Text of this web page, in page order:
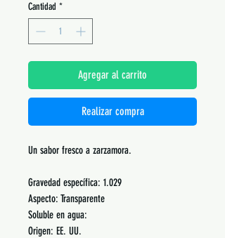
Cantidad *
Agregar al carrito
Realizar compra
Un sabor fresco a zarzamora.
Gravedad específica: 1.029
Aspecto: Transparente
Soluble en agua:
Origen: EE. UU.